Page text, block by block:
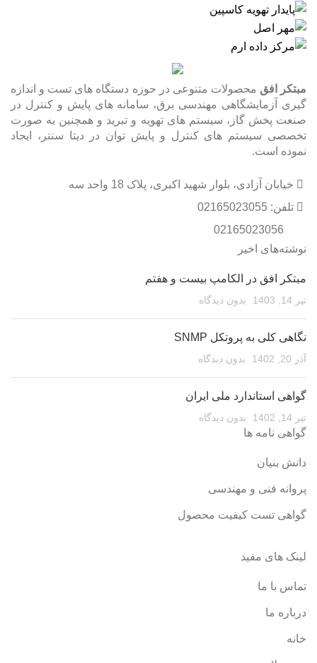
مبتکر افق محصولات متنوعی در حوزه دستگاه های تست و اندازه
گیری آزمایشگاهی مهندسی برق، سامانه های پایش و کنترل در
صنعت پخش گاز، سیستم های تهویه و تبرید و همچنین به صورت
تخصصی سیستم های کنترل و پایش توان در دیتا سنتر، ایجاد
نموده است.
خیابان آزادی، بلوار شهید اکبری، پلاک 18 واحد سه
تلفن: 02165023055
نوشته‌های اخیر
مبتکر افق در الکامپ بیست و هفتم
تیر 14, 1403 بدون دیدگاه
نگاهی کلی به پروتکل SNMP
آذر 20, 1402 بدون دیدگاه
گواهی استاندارد ملی ایران
تیر 14, 1402 بدون دیدگاه
گواهی نامه ها
دانش بنیان
پروانه فنی و مهندسی
گواهی تست کیفیت محصول
لینک های مفید
تماس با ما
درباره ما
خانه